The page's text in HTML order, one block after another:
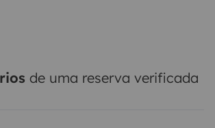
de uma reserva verificada